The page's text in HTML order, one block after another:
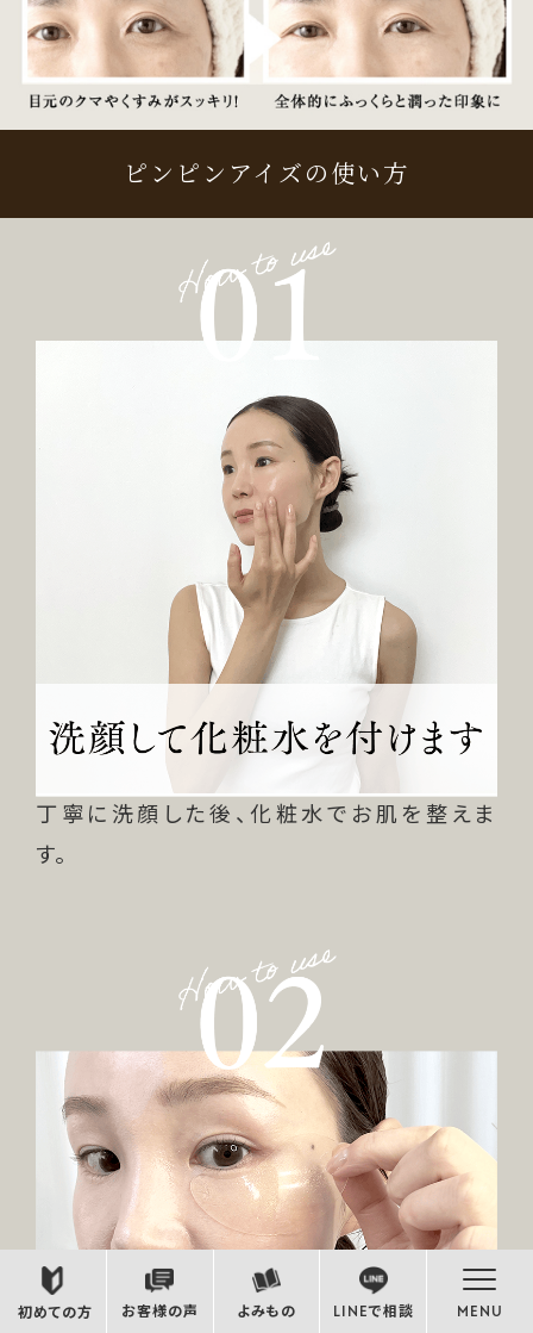
初めての方 お客様の声 よみもの LINEで相談 MENU
ピンピンアイズの使い方
丁寧に洗顔した後、化粧水でお肌を整えま
す。